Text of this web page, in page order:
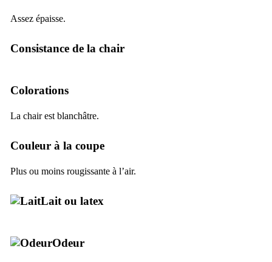
Assez épaisse.
Consistance de la chair
Colorations
La chair est blanchâtre.
Couleur à la coupe
Plus ou moins rougissante à l’air.
Lait ou latex
Odeur